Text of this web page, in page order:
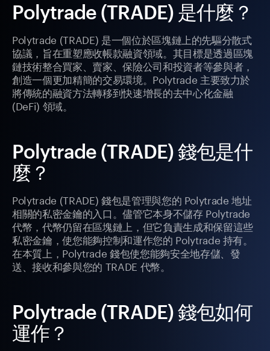
Polytrade (TRADE) 是什麼？
Polytrade (TRADE) 是一個位於區塊鏈上的先驅分散式
協議，旨在重塑應收帳款融資領域。其目標是透過區塊
鏈技術整合買家、賣家、保險公司和投資者等參與者，
創造一個更加精簡的交易環境。Polytrade 主要致力於
將傳統的融資方法轉移到快速增長的去中心化金融
(DeFi) 領域。
Polytrade (TRADE) 錢包是什
麼？
Polytrade (TRADE) 錢包是管理與您的 Polytrade 地址
相關的私密金鑰的入口。儘管它本身不儲存 Polytrade
代幣，代幣仍留在區塊鏈上，但它負責生成和保留這些
私密金鑰，使您能夠控制和運作您的 Polytrade 持有。
在本質上，Polytrade 錢包使您能夠安全地存儲、發
送、接收和參與您的 TRADE 代幣。
Polytrade (TRADE) 錢包如何
運作？